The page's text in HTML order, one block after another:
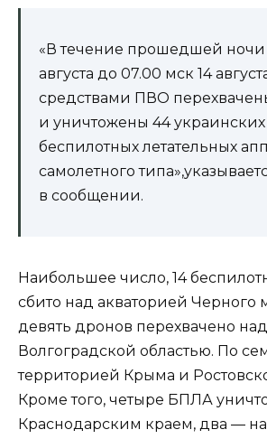
«В течение прошедшей ночи
августа до 07.00 мск 14
средствами ПВО
и уничтожены 44 украинских
беспилотных летательных
самолетного
в сообщении.
Наибольшее число, 14
сбито над акваторией Черного
девять дронов перехвачено над
Волгоградской областью. По
территорией Крыма и
Кроме того, четыре БПЛА
Краснодарским краем, два —